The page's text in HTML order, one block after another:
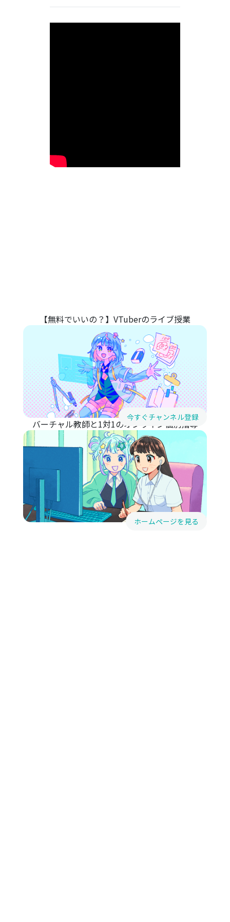
【無料でいいの？】VTuberのライブ授業
今すぐチャンネル登録
バーチャル教師と1対1のオンライン個別指導
ホームページを見る